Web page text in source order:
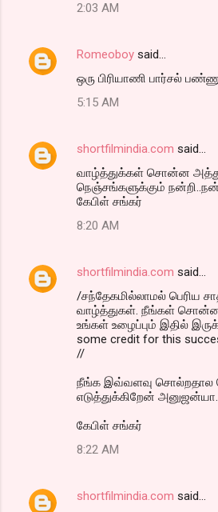
2:03 AM
Romeoboy said…
ஒரு பிரியாணி பார்சல்
5:15 AM
shortfilmindia.com said…
வாழ்த்துக்கள் சொன்ன
நெஞ்சங்களுக்கும்
கேபிள் சங்கர்
8:20 AM
shortfilmindia.com said…
/சந்தேகமில்லாமல் பெரிய
வாழ்த்துகள். நீங்கள் சொன்ன
உங்கள் உழைப்பும் இதில்
some credit for this
//
நீங்க இவ்வளவு
எடுத்துக்கிறேன்
கேபிள் சங்கர்
8:22 AM
shortfilmindia.com said…